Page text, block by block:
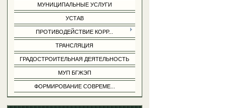
МУНИЦИПАЛЬНЫЕ УСЛУГИ
УСТАВ
ПРОТИВОДЕЙСТВИЕ КОРР...
ТРАНСЛЯЦИЯ
ГРАДОСТРОИТЕЛЬНАЯ ДЕЯТЕЛЬНОСТЬ
МУП БГЖЭП
ФОРМИРОВАНИЕ СОВРЕМЕ...